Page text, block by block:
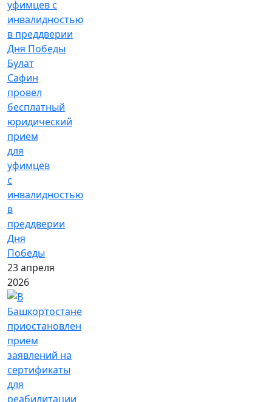
Булат
Сафин
провел
бесплатный
юридический
прием
для
уфимцев
с
инвалидностью
в
преддверии
Дня
Победы
23 апреля
2026